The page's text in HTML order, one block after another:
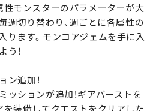
性モンスターのパラメーターが大
週切り替わり、週ごとに各属性の
ります。モンコアジェムを手に入
！
ン追加！
ッションが追加！ギアバーストを